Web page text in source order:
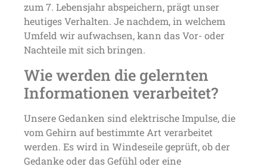
zum 7. Lebensjahr abspeichern, prägt unser
heutiges Verhalten. Je nachdem, in welchem
Umfeld wir aufwachsen, kann das Vor- oder
Nachteile mit sich bringen.
Wie werden die gelernten
Informationen verarbeitet?
Unsere Gedanken sind elektrische Impulse, die
vom Gehirn auf bestimmte Art verarbeitet
werden. Es wird in Windeseile geprüft, ob der
Gedanke oder das Gefühl oder eine